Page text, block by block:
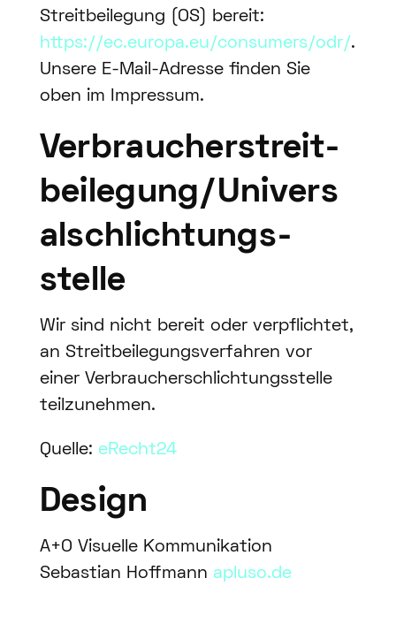
Streitbeilegung (OS) bereit:
https://ec.europa.eu/consumers/odr/.
Unsere E-Mail-Adresse finden Sie
oben im Impressum.
Verbraucher­streit­
beilegung/Univers
al­schlichtungs­
stelle
Wir sind nicht bereit oder verpflichtet,
an Streitbeilegungsverfahren vor
einer Verbraucherschlichtungsstelle
teilzunehmen.
Quelle: eRecht24
Design
A+O Visuelle Kommunikation
Sebastian Hoffmann apluso.de